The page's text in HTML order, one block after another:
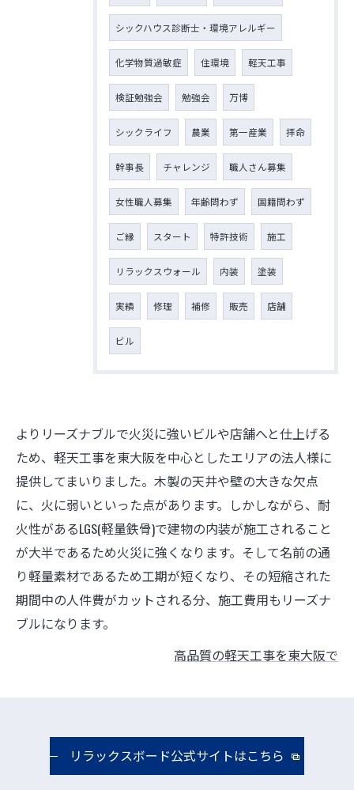
シックハウス診断士・環境アレルギー
化学物質過敏症 住環境 軽天工事
検証勉強会 勉強会 万博
シックライフ 農業 第一産業 拝命
幹事長 チャレンジ 職人さん募集
女性職人募集 年齢問わず 国籍問わず
ご縁 スタート 特許技術 施工
リラックスウォール 内装 塗装
実績 修理 補修 販売 店舗
ビル
よりリーズナブルで火災に強いビルや店舗へと仕上げる
ため、軽天工事を東大阪を中心としたエリアの法人様に
提供してまいりました。木製の天井や壁の大きな欠点
に、火に弱いといった点があります。しかしながら、耐
火性があるLGS(軽量鉄骨)で建物の内装が施工されること
が大半であるため火災に強くなります。そして名前の通
り軽量素材であるため工期が短くなり、その短縮された
期間中の人件費がカットされる分、施工費用もリーズナ
ブルになります。
高品質の軽天工事を東大阪で
リラックスボード公式サイトはこちら